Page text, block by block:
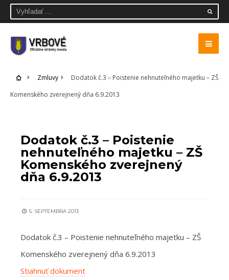
Zmluvy
Dodatok č.3 – Poistenie nehnuteľného majetku – ZŠ
Komenského zverejnený dňa 6.9.2013
Dodatok č.3 – Poistenie
nehnuteľného majetku – ZŠ
Komenského zverejnený
dňa 6.9.2013
5. SEPTEMBRA 2013
Dodatok č.3 – Poistenie nehnuteľného majetku – ZŠ
Komenského zverejnený dňa 6.9.2013
Stiahnuť dokument